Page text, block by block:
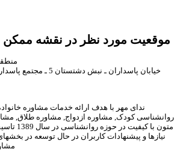
موقعیت مورد نظر در نقشه
منطقه 3 شهرداری
ندای مهر با هدف ارائه خدمات مشاوره
روانشناسی کودک, مشاوره ازدواج, مشاوره طلاق,
متون با
نیازها و پیشنهادات کاربران در حال توسعه در